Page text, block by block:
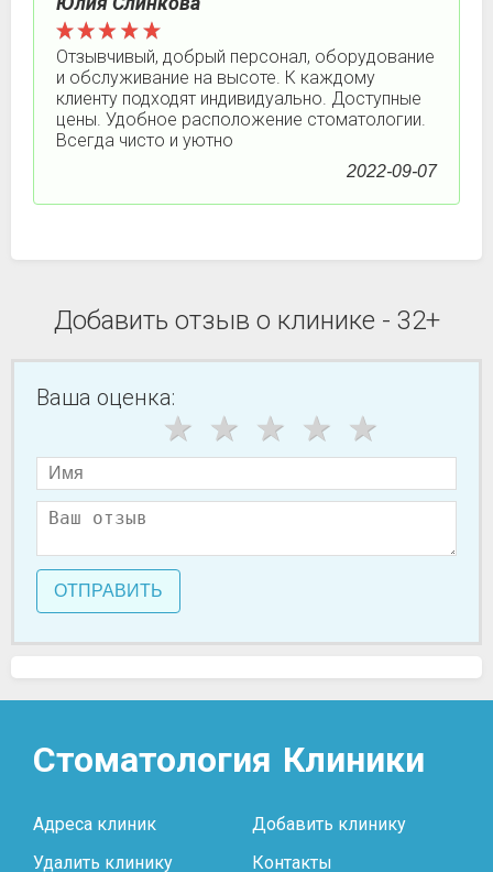
Отзывчивый, добрый персонал, оборудование
и обслуживание на высоте. К каждому
клиенту подходят индивидуально. Доступные
цены. Удобное расположение стоматологии.
Всегда чисто и уютно
2022-09-07
Добавить отзыв о клинике - 32+
Ваша оценка:
ОТПРАВИТЬ
Стоматология Клиники
Адреса клиник
Добавить клинику
Удалить клинику
Контакты